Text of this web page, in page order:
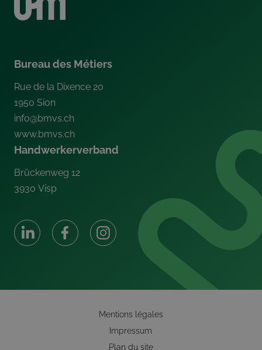
Bureau des Métiers
Rue de la Dixence 20
1950 Sion
info@bmvs.ch
www.bmvs.ch
Handwerkerverband
Brückenweg 12
3930 Visp
Mentions légales
Impressum
Plan du site